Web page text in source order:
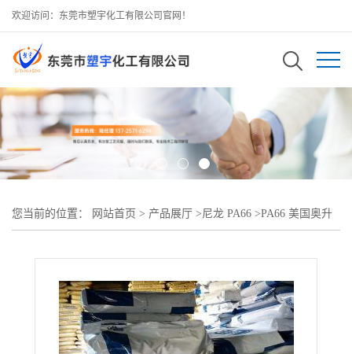
欢迎访问：东莞市塑宇化工有限公司官网！
您当前的位置： 网站首页 > 产品展厅 >尼龙 PA66 >PA66 美国奥升